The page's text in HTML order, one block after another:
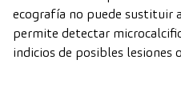
ecografía no puede sustituir
permite detectar
indicios de posibles lesiones